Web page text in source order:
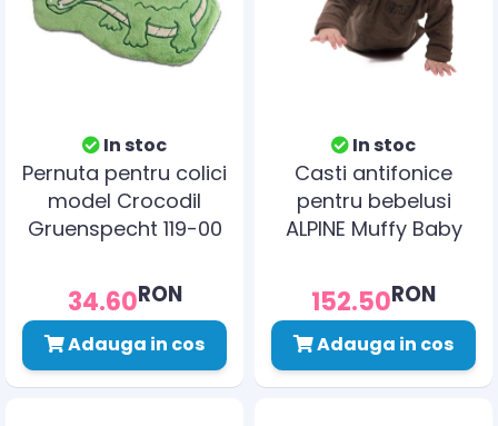
In stoc
Pernuta pentru colici
model Crocodil
Gruenspecht 119-00
34.60RON
Adauga in cos
In stoc
Casti antifonice
pentru bebelusi
ALPINE Muffy Baby
152.50RON
Adauga in cos